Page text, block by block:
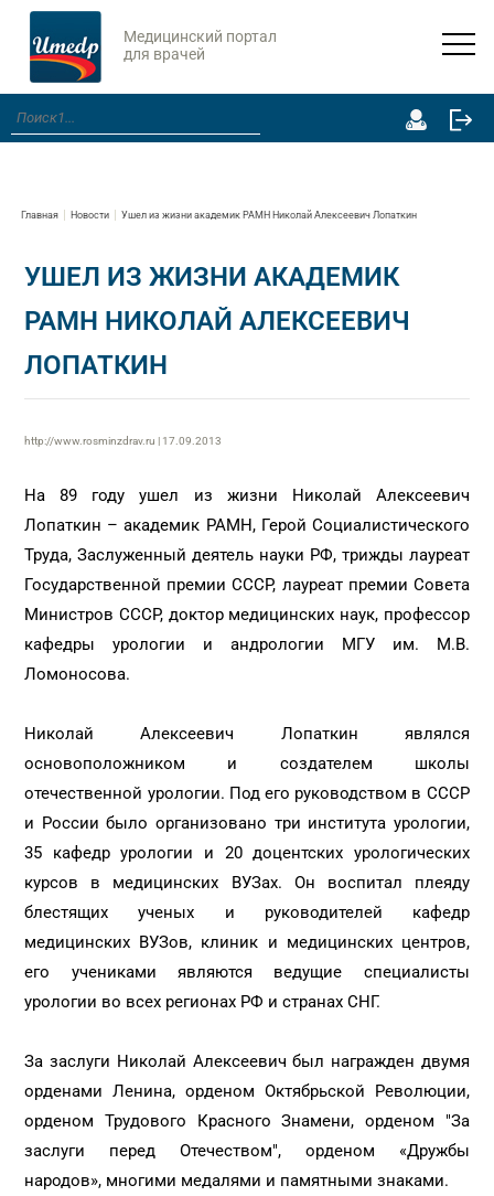
Медицинский портал
для врачей
Главная Новости Ушел из жизни академик РАМН Николай Алексеевич Лопаткин
УШЕЛ ИЗ ЖИЗНИ АКАДЕМИК
РАМН НИКОЛАЙ АЛЕКСЕЕВИЧ
ЛОПАТКИН
http://www.rosminzdrav.ru | 17.09.2013
На 89 году ушел из жизни Николай Алексеевич
Лопаткин – академик РАМН, Герой Социалистического
Труда, Заслуженный деятель науки РФ, трижды лауреат
Государственной премии СССР, лауреат премии Совета
Министров СССР, доктор медицинских наук, профессор
кафедры урологии и андрологии МГУ им. М.В.
Ломоносова.
Николай Алексеевич Лопаткин являлся
основоположником и создателем школы
отечественной урологии. Под его руководством в СССР
и России было организовано три института урологии,
35 кафедр урологии и 20 доцентских урологических
курсов в медицинских ВУЗах. Он воспитал плеяду
блестящих ученых и руководителей кафедр
медицинских ВУЗов, клиник и медицинских центров,
его учениками являются ведущие специалисты
урологии во всех регионах РФ и странах СНГ.
За заслуги Николай Алексеевич был награжден двумя
орденами Ленина, орденом Октябрьской Революции,
орденом Трудового Красного Знамени, орденом "За
заслуги перед Отечеством", орденом «Дружбы
народов», многими медалями и памятными знаками.